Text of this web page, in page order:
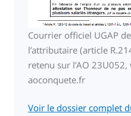
Courrier officiel UGAP
l’attributaire (article
retenu sur l’AO
aoconquete.fr
Voir le dossier complet